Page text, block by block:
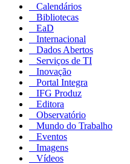
Calendários
Bibliotecas
EaD
Internacional
Dados Abertos
Serviços de TI
Inovação
Portal Integra
IFG Produz
Editora
Observatório
Mundo do Trabalho
Eventos
Imagens
Vídeos